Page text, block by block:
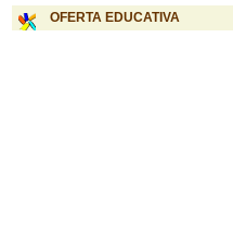
OFERTA EDUCATIVA